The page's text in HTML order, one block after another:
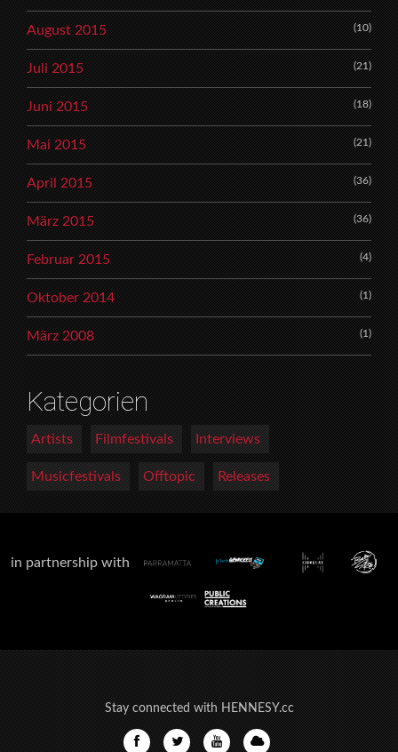
August 2015 (10)
Juli 2015 (21)
Juni 2015 (18)
Mai 2015 (21)
April 2015 (36)
März 2015 (36)
Februar 2015 (4)
Oktober 2014 (1)
März 2008 (1)
Kategorien
Artists Filmfestivals Interviews
Musicfestivals Offtopic Releases
in partnership with
Stay connected with HENNESY.cc